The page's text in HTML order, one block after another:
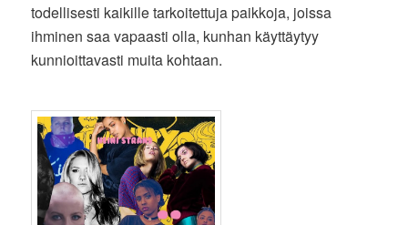
todellisesti kaikille tarkoitettuja paikkoja, joissa
ihminen saa vapaasti olla, kunhan käyttäytyy
kunnioittavasti muita kohtaan.